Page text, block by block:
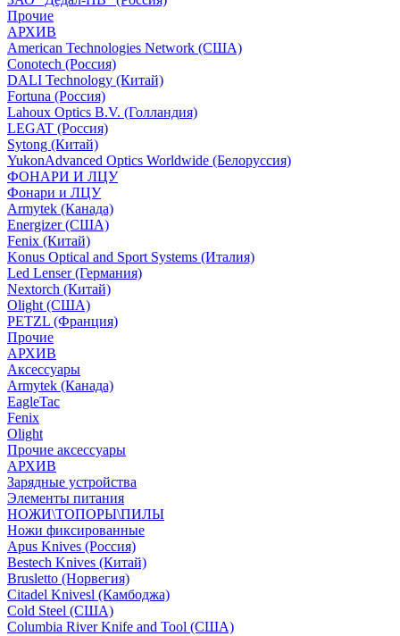
Прочие
АРХИВ
American Technologies Network (США)
Conotech (Россия)
DALI Technology (Китай)
Fortuna (Россия)
Lahoux Optics B.V. (Голландия)
LEGAT (Россия)
Sytong (Китай)
YukonAdvanced Optics Worldwide (Белоруссия)
ФОНАРИ И ЛЦУ
Фонари и ЛЦУ
Armytek (Канада)
Energizer (США)
Fenix (Китай)
Konus Optical and Sport Systems (Италия)
Led Lenser (Германия)
Nextorch (Китай)
Olight (США)
PETZL (Франция)
Прочие
АРХИВ
Аксессуары
Armytek (Канада)
EagleTac
Fenix
Olight
Прочие аксессуары
АРХИВ
Зарядные устройства
Элементы питания
НОЖИ\ТОПОРЫ\ПИЛЫ
Ножи фиксированные
Apus Knives (Россия)
Bestech Knives (Китай)
Brusletto (Норвегия)
Citadel Knivesl (Камбоджа)
Cold Steel (США)
Columbia River Knife and Tool (США)